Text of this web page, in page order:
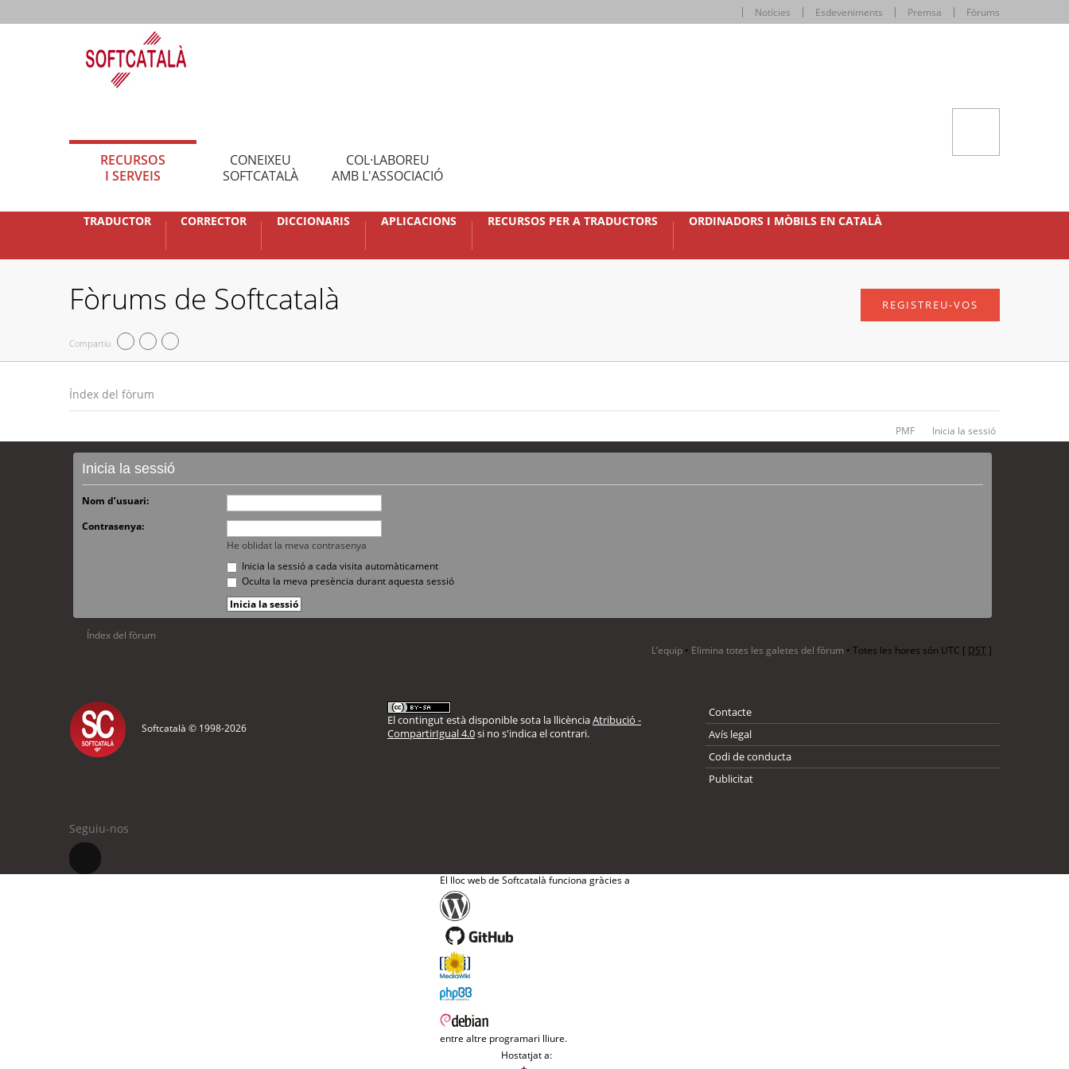
Notícies Esdeveniments Premsa Fòrums
RECURSOS
I SERVEIS
CONEIXEU
SOFTCATALÀ
COL·LABOREU
AMB L'ASSOCIACIÓ
TRADUCTOR CORRECTOR DICCIONARIS APLICACIONS RECURSOS PER A TRADUCTORS ORDINADORS I MÒBILS EN CATALÀ
Fòrums de Softcatalà
Compartiu
REGISTREU-VOS
Índex del fòrum
PMF Inicia la sessió
Inicia la sessió
Nom d’usuari:
Contrasenya:
He oblidat la meva contrasenya
Inicia la sessió a cada visita automàticament
Oculta la meva presència durant aquesta sessió
Índex del fòrum
L’equip • Elimina totes les galetes del fòrum • Totes les hores són UTC [ DST]
Softcatalà © 1998-2026
El contingut està disponible sota la llicènciaAtribució -
CompartirIgual 4.0si no s'indica el contrari.
Contacte
Avís legal
Codi de conducta
Publicitat
Seguiu-nos
El lloc web de Softcatalà funciona gràcies a
entre altre programari lliure.
Hostatjat a: